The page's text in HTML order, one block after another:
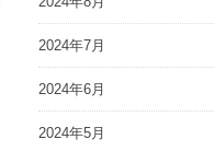
2024年7月
2024年6月
2024年5月